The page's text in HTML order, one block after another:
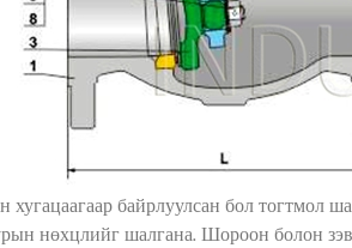
хугацаагаар байрлуулсан бол тогтмол
нөхцлийг шалгана. Шороон болон